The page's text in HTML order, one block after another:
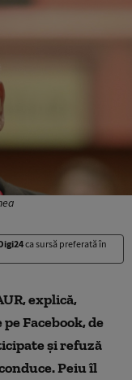
ca sursă preferată în
explică,
Facebook, de
și refuză
Peiu îl